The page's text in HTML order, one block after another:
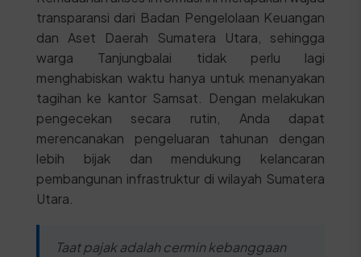
transparansi dari Badan Pengelolaan Keuangan
dan Aset Daerah Sumatera Utara, sehingga
warga Tanjungbalai tidak perlu lagi
menghabiskan waktu hanya untuk menanyakan
tagihan ke kantor Samsat. Dengan melakukan
pengecekan secara rutin, Anda dapat
merencanakan pengeluaran tahunan dengan
lebih bijak dan mendukung kelancaran
pembangunan infrastruktur di wilayah Sumatera
Utara.
Taat pajak adalah cermin kebanggaan